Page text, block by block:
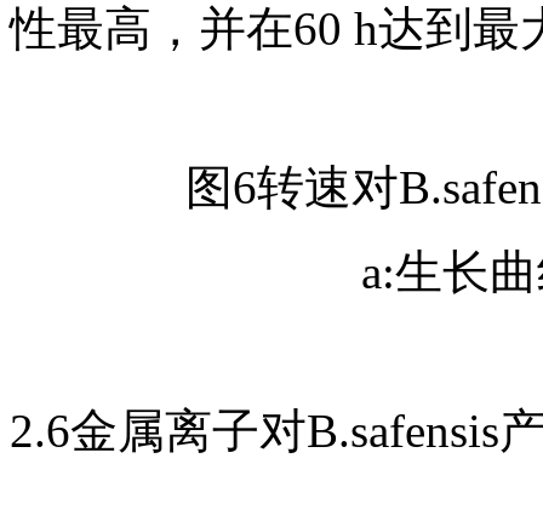
性最高，并在60 h达到最
图6转速对
a:生长
2.6金属离子对B.safensis